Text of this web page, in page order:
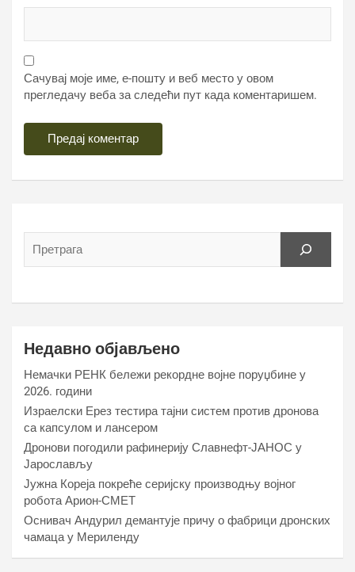
Сачувај моје име, е-пошту и веб место у овом
прегледачу веба за следећи пут када коментаришем.
Недавно објављено
Немачки РЕНК бележи рекордне војне поруџбине у
2026. години
Израелски Ерез тестира тајни систем против дронова
са капсулом и лансером
Дронови погодили рафинерију Славнефт-ЈАНОС у
Јарослављу
Јужна Кореја покреће серијску производњу војног
робота Арион-СМЕТ
Оснивач Андурил демантује причу о фабрици дронских
чамаца у Мериленду